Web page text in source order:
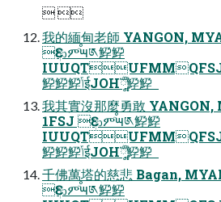
 
我的緬甸老師 YANGON,
Ԑආምٙࠬ౻༁䱆䱆
䱆䱆䱆ݴईJOHֳ༷ࣣࣚ䱆䱆  
我其實沒那麼勇敢
1FSJ Ԑආምٙࠬ౻༁䱆䱆
䱆䱆䱆ݴईJOHֳ༷ࣣࣚ䱆䱆  
千佛萬塔的慈悲 Bagan,
Ԑආምٙࠬ౻༁䱆䱆